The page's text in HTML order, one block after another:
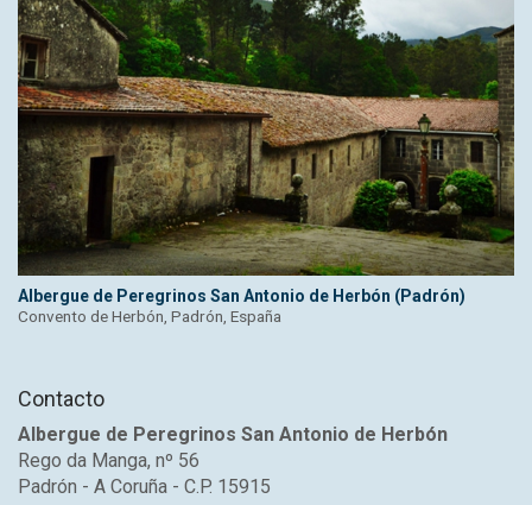
Albergue de Peregrinos San Antonio de Herbón (Padrón)
Convento de Herbón, Padrón, España
Contacto
Albergue de Peregrinos San Antonio de Herbón
Rego da Manga, nº 56
Padrón - A Coruña - C.P. 15915